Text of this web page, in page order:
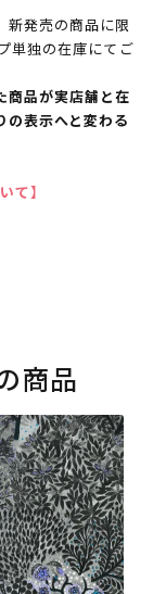
新発売の商品に限
単独の在庫にてご
品が実店舗と在
の表示へと変わる
て】
商品